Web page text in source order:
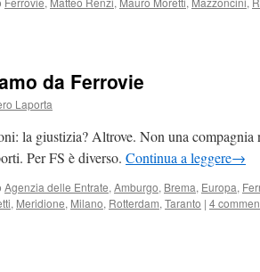
da Ferrovie
Laporta
la giustizia? Altrove. Non una compagnia
Per FS è diverso. Continua a leggere→
Agenzia delle Entrate, Amburgo, Brema, Europa,
, Meridione, Milano, Rotterdam, Taranto | 4